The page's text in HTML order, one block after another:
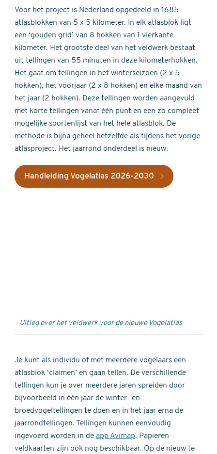
Voor het project is Nederland opgedeeld in 1685
atlasblokken van 5 x 5 kilometer. In elk atlasblok ligt
een ‘gouden grid’ van 8 hokken van 1 vierkante
kilometer. Het grootste deel van het veldwerk bestaat
uit tellingen van 55 minuten in deze kilometerhokken.
Het gaat om tellingen in het winterseizoen (2 x 5
hokken), het voorjaar (2 x 8 hokken) en elke maand van
het jaar (2 hokken). Deze tellingen worden aangevuld
met korte tellingen vanaf één punt en een zo compleet
mogelijke soortenlijst van het hele atlasblok. De
methode is bijna geheel hetzelfde als tijdens het vorige
atlasproject. Het jaarrond onderdeel is nieuw.
Handleiding Vogelatlas 2026-2030
Uitleg over het veldwerk voor de nieuwe Vogelatlas
Je kunt als individu of met meerdere vogelaars een
atlasblok ‘claimen’ en gaan tellen. De verschillende
tellingen kun je over meerdere jaren spreiden door
bijvoorbeeld in één jaar de winter- en
broedvogeltellingen te doen en in het jaar erna de
jaarrondtellingen. Tellingen kunnen eenvoudig
ingevoerd worden in de app Avimap. Papieren
veldkaarten zijn ook nog beschikbaar. Op de nieuw te